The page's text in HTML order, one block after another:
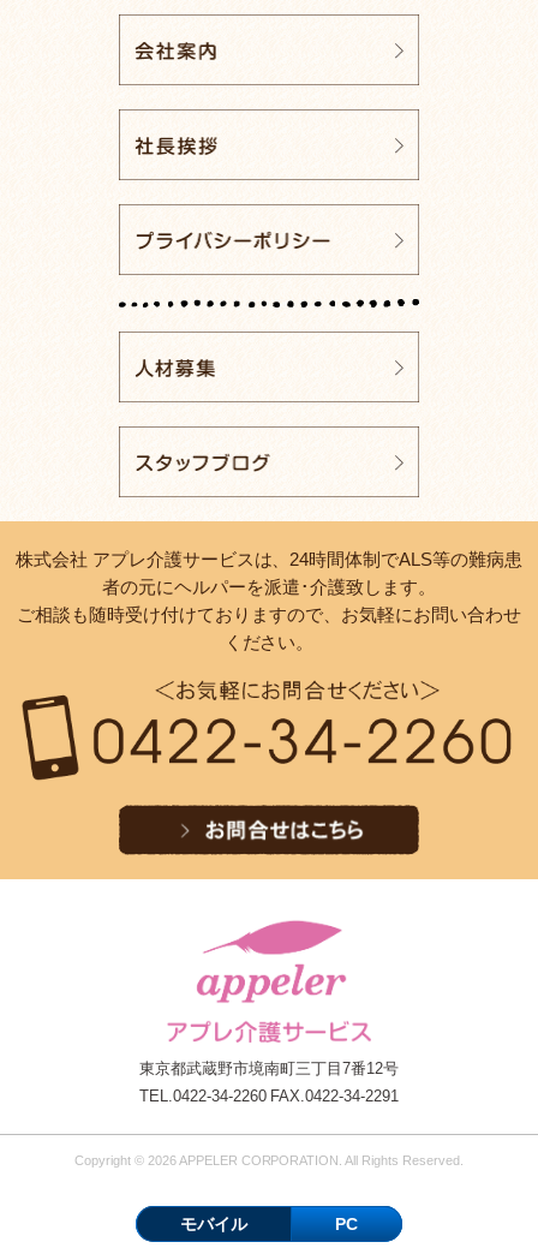
株式会社 アプレ介護サービスは、24時間体制でALS等の難病患
者の元にヘルパーを派遣･介護致します。
ご相談も随時受け付けておりますので、お気軽にお問い合わせ
ください。
東京都武蔵野市境南町三丁目7番12号
TEL.0422-34-2260 FAX.0422-34-2291
Copyright © 2026 APPELER CORPORATION. All Rights Reserved.
モバイル PC